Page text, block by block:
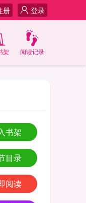
登录
册
阅读记录
架
书架
目录
阅读